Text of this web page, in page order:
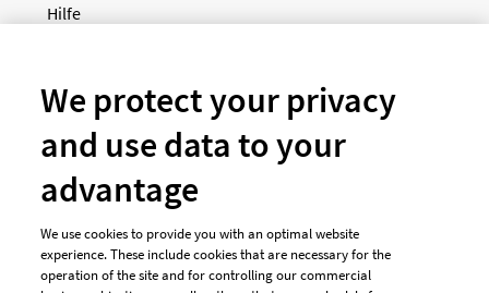
Hilfe
Unsere Zahlungsarten
We protect your privacy
and use data to your
advantage
We use cookies to provide you with an optimal website
experience. These include cookies that are necessary for the
operation of the site and for controlling our commercial